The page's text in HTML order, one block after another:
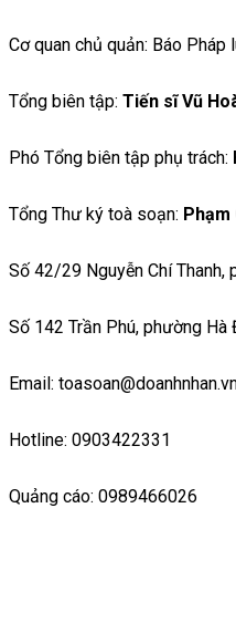
Cơ quan chủ quản: Báo Pháp
Tổng biên tập: Tiến sĩ Vũ
Phó Tổng biên tập phụ trách:
Tổng Thư ký toà soạn: Phạm
Số 42/29 Nguyễn Chí Thanh,
Số 142 Trần Phú, phường Hà
Email:
Hotline: 0903422331
Quảng cáo: 0989466026